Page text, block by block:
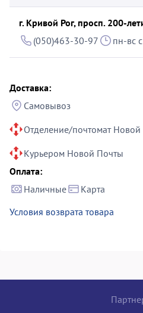
г. Кривой Рог, просп. 200-
(050)463-30-97
пн-вс
Доставка:
Самовывоз
Отделение/почтомат
Курьером Новой Почты
Оплата:
Наличные
Карта
Условия возврата товара